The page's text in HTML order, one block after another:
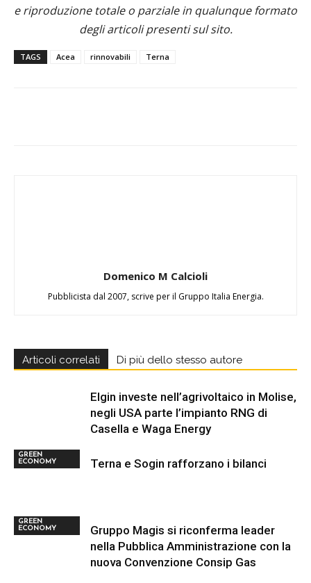
e riproduzione totale o parziale in qualunque formato
degli articoli presenti sul sito.
TAGS Acea rinnovabili Terna
Domenico M Calcioli
Pubblicista dal 2007, scrive per il Gruppo Italia Energia.
Articoli correlati Di più dello stesso autore
GREEN
ECONOMY
Elgin investe nell’agrivoltaico in Molise,
negli USA parte l’impianto RNG di
Casella e Waga Energy
GREEN
ECONOMY
Terna e Sogin rafforzano i bilanci
Gruppo Magis si riconferma leader
nella Pubblica Amministrazione con la
nuova Convenzione Consip Gas